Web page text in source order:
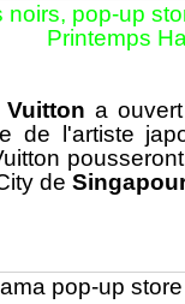
noirs, pop-up
Printemps
a
de l'artiste
de